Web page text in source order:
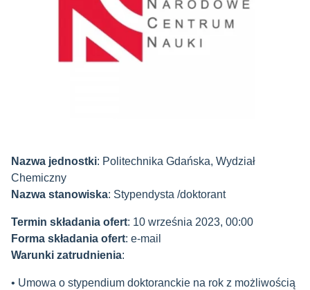
Nazwa jednostki: Politechnika Gdańska, Wydział
Chemiczny
Nazwa stanowiska: Stypendysta /doktorant
Termin składania ofert: 10 września 2023, 00:00
Forma składania ofert: e-mail
Warunki zatrudnienia:
• Umowa o stypendium doktoranckie na rok z możliwością